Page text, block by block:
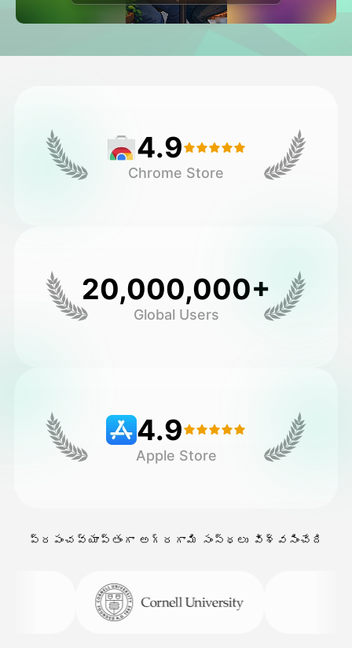
అవతార్ వీడియో
▼
ఇతర సాధనాలు 4.9
Chrome Store
20,000,000+
Global Users
4.9
Apple Store
ప్రపంచవ్యాప్తంగా అగ్రగామి సంస్థలు విశ్వసించేది